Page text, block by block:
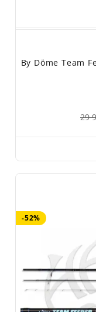
By Döme Team
29
-52%